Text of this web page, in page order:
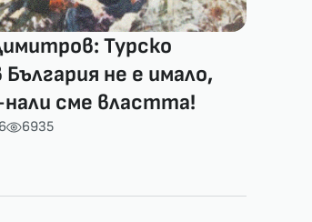
Турско
не е имало,
сме властта!
6935